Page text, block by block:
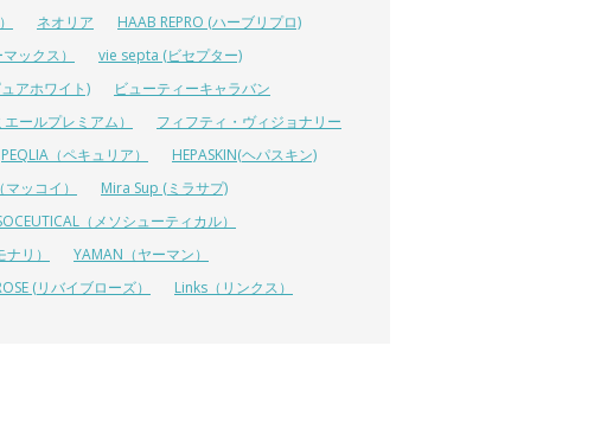
ネオリア
HAAB REPRO (ハーブリプロ)
ックス）
vie septa (ビセプター)
ュアホワイト)
ビューティーキャラバン
ールプレミアム）
フィフティ・ヴィジョナリー
PEQLIA（ペキュリア）
HEPASKIN(ヘパスキン)
ッコイ）
Mira Sup (ミラサプ)
（メソシューティカル）
リ）
YAMAN（ヤーマン）
(リバイブローズ）
Links（リンクス）